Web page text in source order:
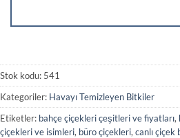
Stok kodu: 541
Kategoriler: Havayı Temizleyen Bitkiler
Etiketler: bahçe çiçekleri çeşitleri ve fiyatları,
çiçekleri ve isimleri, büro çiçekleri, canlı çiçek